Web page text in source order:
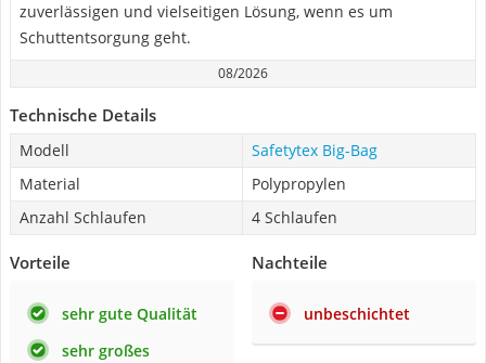
zuverlässigen und vielseitigen Lösung, wenn es um
Schuttentsorgung geht.
08/2026
Technische Details
Modell
Safetytex Big-Bag
Material
Polypropylen
Anzahl Schlaufen
4 Schlaufen
Vorteile
sehr gute Qualität
sehr großes
Nachteile
unbeschichtet